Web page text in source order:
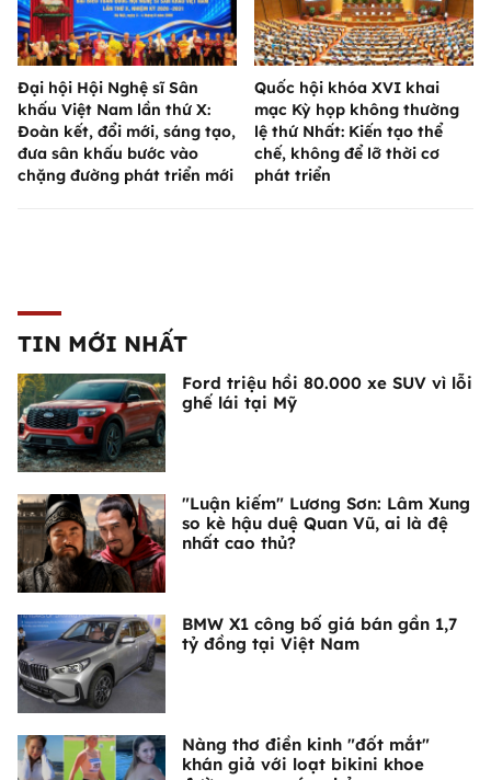
Đại hội Hội Nghệ sĩ Sân
khấu Việt Nam lần thứ X:
Đoàn kết, đổi mới, sáng tạo,
đưa sân khấu bước vào
chặng đường phát triển mới
Quốc hội khóa XVI khai
mạc Kỳ họp không thường
lệ thứ Nhất: Kiến tạo thể
chế, không để lỡ thời cơ
phát triển
TIN MỚI NHẤT
Ford triệu hồi 80.000 xe SUV vì lỗi
ghế lái tại Mỹ
"Luận kiếm" Lương Sơn: Lâm Xung
so kè hậu duệ Quan Vũ, ai là đệ
nhất cao thủ?
BMW X1 công bố giá bán gần 1,7
tỷ đồng tại Việt Nam
Nàng thơ điền kinh "đốt mắt"
khán giả với loạt bikini khoe